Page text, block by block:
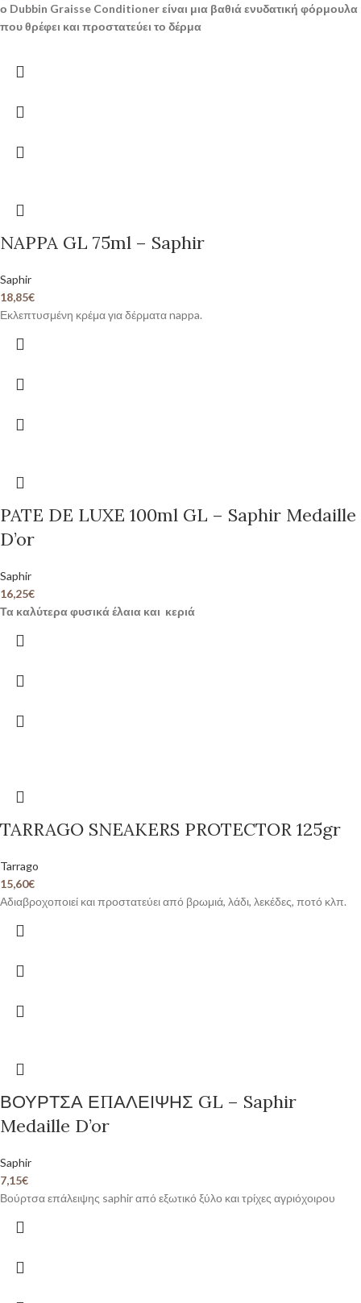
ο Dubbin Graisse Conditioner είναι μια βαθιά ενυδατική φόρμουλα
που θρέφει και προστατεύει το δέρμα
NAPPA GL 75ml – Saphir
Saphir
18,85€
Εκλεπτυσμένη κρέμα για δέρματα nappa.
PATE DE LUXE 100ml GL – Saphir Medaille
D’or
Saphir
16,25€
Τα καλύτερα φυσικά έλαια και κεριά
TARRAGO SNEAKERS PROTECTOR 125gr
Tarrago
15,60€
Αδιαβροχοποιεί και προστατεύει από βρωμιά, λάδι, λεκέδες, ποτό κλπ.
ΒΟΥΡΤΣΑ ΕΠΑΛΕΙΨΗΣ GL – Saphir
Medaille D’or
Saphir
7,15€
Βούρτσα επάλειψης saphir από εξωτικό ξύλο και τρίχες αγριόχοιρου